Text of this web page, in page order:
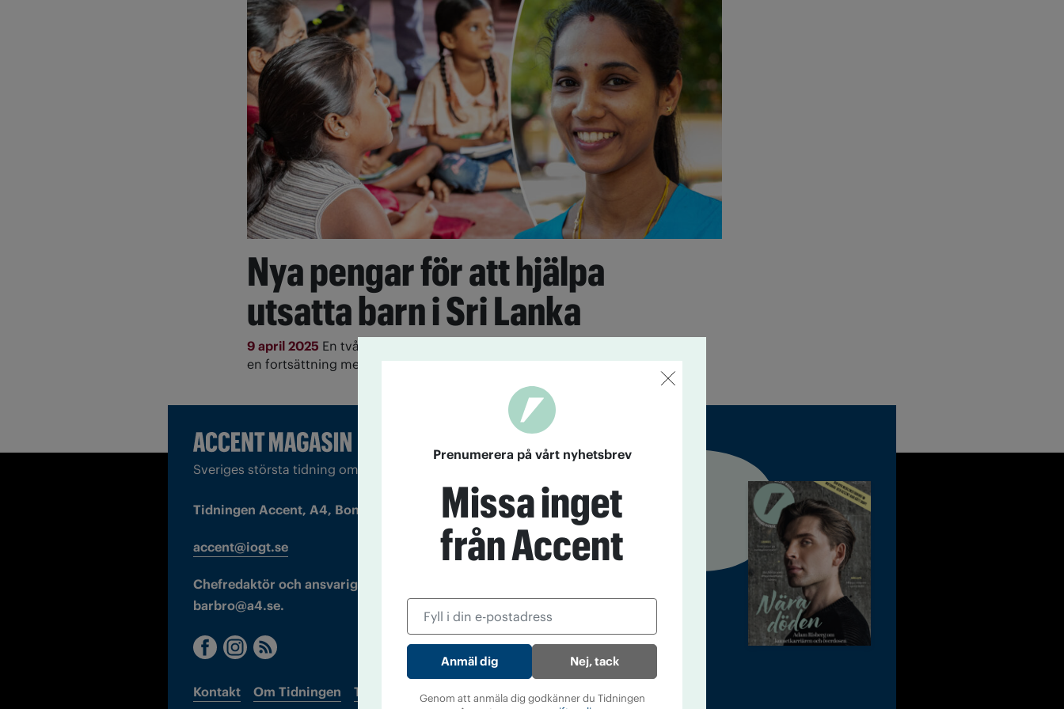
Nya pengar för att hjälpa
utsatta barn i Sri Lanka
9 april 2025 En två år lång satsning på barngrupper i Sri Lanka får nu
en fortsättning med medel från Världens barn.
Sveriges största tidning om droger och nykterhet
Tidningen Accent, A4, Bondegatan 21, 116 33 Stockholm
accent@iogt.se
Chefredaktör och ansvarig utgivare: Barbro Janson Lundkvist,
barbro@a4.se.
Kontakt Om Tidningen Tidningsarkiv In English
Prenumerera på vårt nyhetsbrev
Missa inget
från Accent
Nej, tack
Genom att anmäla dig godkänner du Tidningen